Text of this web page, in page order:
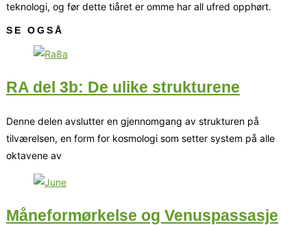
teknologi, og før dette tiåret er omme har all ufred opphørt.
SE OGSÅ
RA del 3b: De ulike strukturene
Denne delen avslutter en gjennomgang av strukturen på
tilværelsen, en form for kosmologi som setter system på alle
oktavene av
Måneformørkelse og Venuspassasje